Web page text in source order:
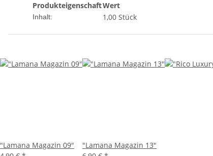
ProdukteigenschaftWert
Inhalt: 1,00 Stück
"Lamana Magazin 09"
"Lamana Magazin 13"